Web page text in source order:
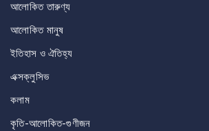
আলোকিত তারুণ্য
আলোকিত মানুষ
ইতিহাস ও ঐতিহ্য
এক্সক্লুসিভ
কলাম
কৃতি-আলোকিত-গুণীজন